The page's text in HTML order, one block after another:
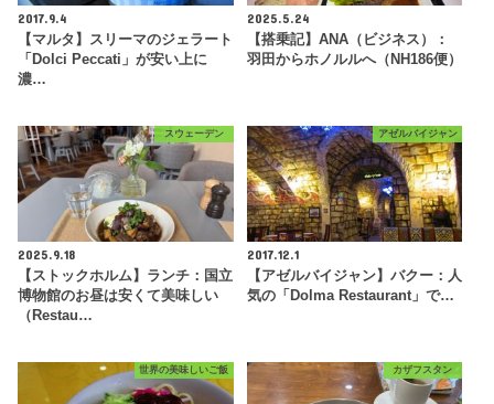
2017.9.4
【マルタ】スリーマのジェラート
「Dolci Peccati」が安い上に
濃…
2025.5.24
【搭乗記】ANA（ビジネス）：
羽田からホノルルへ（NH186便）
スウェーデン
2025.9.18
【ストックホルム】ランチ：国立
博物館のお昼は安くて美味しい
（Restau…
アゼルバイジャン
2017.12.1
【アゼルバイジャン】バクー：人
気の「Dolma Restaurant」で…
世界の美味しいご飯 カザフスタン